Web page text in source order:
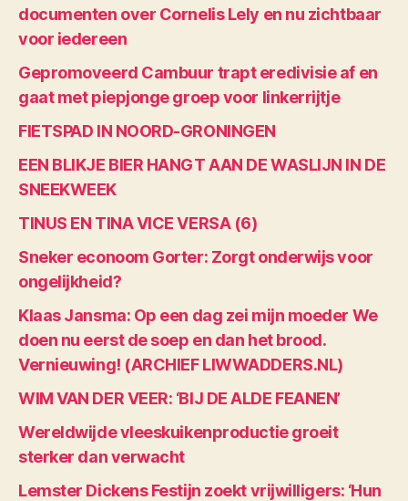
documenten over Cornelis Lely en nu zichtbaar
voor iedereen
Gepromoveerd Cambuur trapt eredivisie af en
gaat met piepjonge groep voor linkerrijtje
FIETSPAD IN NOORD-GRONINGEN
EEN BLIKJE BIER HANGT AAN DE WASLIJN IN DE
SNEEKWEEK
TINUS EN TINA VICE VERSA (6)
Sneker econoom Gorter: Zorgt onderwijs voor
ongelijkheid?
Klaas Jansma: Op een dag zei mijn moeder We
doen nu eerst de soep en dan het brood.
Vernieuwing! (ARCHIEF LIWWADDERS.NL)
WIM VAN DER VEER: ‘BIJ DE ALDE FEANEN’
Wereldwijde vleeskuikenproductie groeit
sterker dan verwacht
Lemster Dickens Festijn zoekt vrijwilligers: ‘Hun